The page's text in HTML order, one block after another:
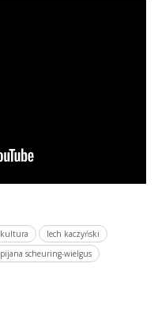
kultura
lech kaczyński
pijana scheuring-wielgus